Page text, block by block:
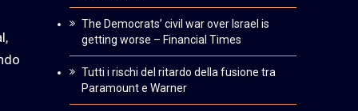
The Democrats’ civil war over Israel is
getting worse – Financial Times
Tutti i rischi del ritardo della fusione tra
Paramount e Warner